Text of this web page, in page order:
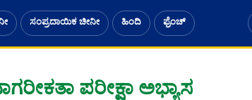
ಸಂಪ್ರದಾಯಿಕ ಚೀನೀ ಹಿಂದಿ ಫ್ರೆಂಚ್
ಪರೀಕ್ಷಾ ಅಭ್ಯಾಸ